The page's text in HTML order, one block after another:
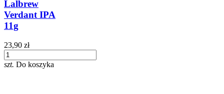
Lalbrew
Verdant IPA
11g
23,90 zł
szt. Do koszyka